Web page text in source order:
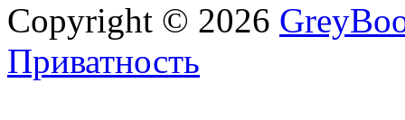
Copyright © 2026
Приватность